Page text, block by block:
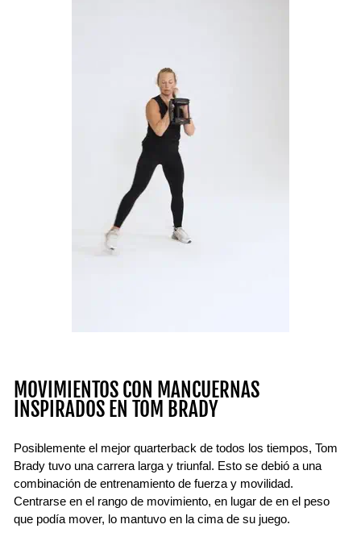
MOVIMIENTOS CON MANCUERNAS
INSPIRADOS EN TOM BRADY
Posiblemente el mejor quarterback de todos los tiempos, Tom
Brady tuvo una carrera larga y triunfal. Esto se debió a una
combinación de entrenamiento de fuerza y ​​movilidad.
Centrarse en el rango de movimiento, en lugar de en el peso
que podía mover, lo mantuvo en la cima de su juego.